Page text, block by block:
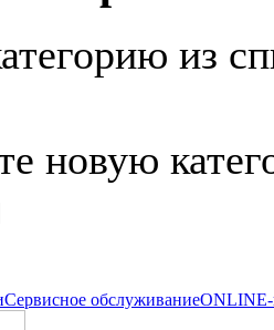
из
новую
Сервисное обслуживаниеONLINE-